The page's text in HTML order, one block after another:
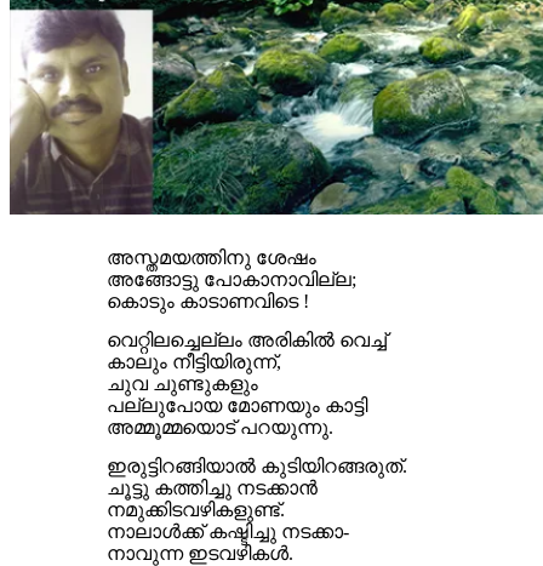
അസ്തമയത്തിനു ശേഷം
അങ്ങോട്ടു പോകാനാവില്ല;
കൊടും കാടാണവിടെ !
വെറ്റിലച്ചെല്ലം അരികിൽ വെച്ച്
കാലും നീട്ടിയിരുന്ന്,
ചുവ ചുണ്ടുകളും
പല്ലുപോയ മോണയും കാട്ടി
അമ്മൂമ്മയൊട് പറയുന്നു.
ഇരുട്ടിറങ്ങിയാൽ കുടിയിറങ്ങരുത്.
ചൂട്ടു കത്തിച്ചു നടക്കാൻ
നമുക്കിടവഴികളുണ്ട്.
നാലാൾക്ക് കഷ്ടിച്ചു നടക്കാ-
നാവുന്ന ഇടവഴികൾ.